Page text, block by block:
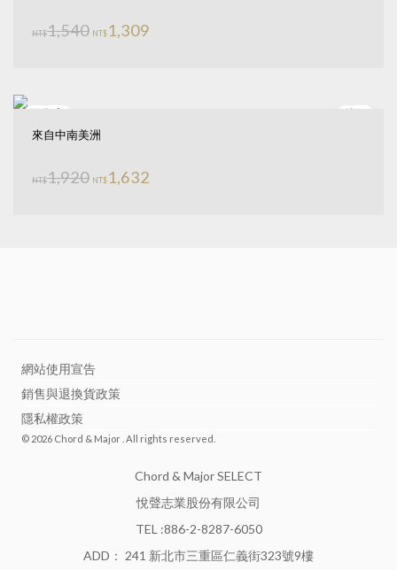
NT$1,540 原始價格：NT$1,540。
NT$1,309目前價格：NT$1,309。
特價
來自中南美洲
NT$1,920 原始價格：NT$1,920。
NT$1,632目前價格：NT$1,632。
網站使用宣告
銷售與退換貨政策
隱私權政策
© 2026 Chord & Major . All rights reserved.
Chord & Major SELECT
悅聲志業股份有限公司
TEL :886-2-8287-6050
ADD： 241 新北市三重區仁義街323號9樓